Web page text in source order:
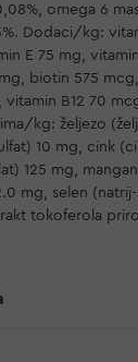
omega 6
Dodaci/kg:
E 75 mg,
biotin 575
vitamin B12 70
kg: željezo
10 mg, cink
125 mg,
mg, selen (natrij-
tokoferola